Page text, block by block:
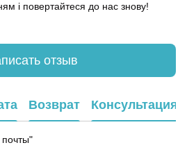
і повертайтеся до нас знову!
отзыв
Возврат Консультация